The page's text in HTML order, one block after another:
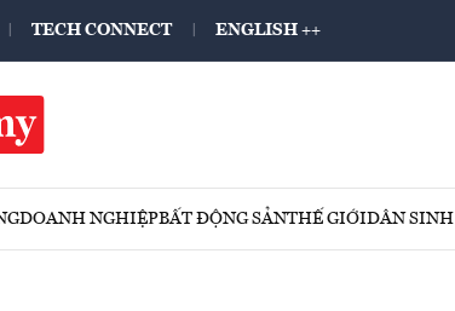
TECH CONNECT ENGLISH ++
DOANH NGHIỆPBẤT ĐỘNG SẢNTHẾ GIỚIDÂN SINH